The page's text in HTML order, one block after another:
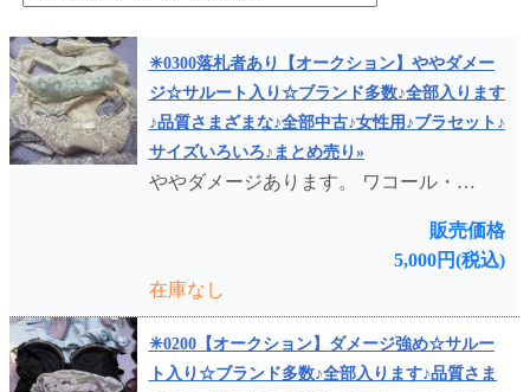
✳︎0300落札者あり【オークション】ややダメー
ジ☆サルート入り☆ブランド多数♪全部入ります
♪品質さまざまな♪全部中古♪女性用♪ブラセット♪
サイズいろいろ♪まとめ売り»
ややダメージあります。 ワコール・…
販売価格
5,000円(税込)
在庫なし
✳︎0200【オークション】ダメージ強め☆サルー
ト入り☆ブランド多数♪全部入ります♪品質さま